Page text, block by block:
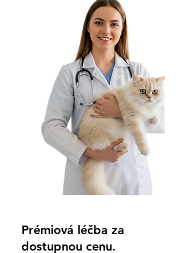
Prémiová léčba za
dostupnou cenu.